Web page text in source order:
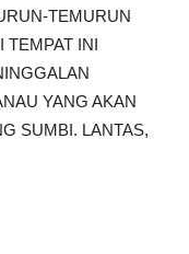
TEMURUN
TEMPAT INI
YANG AKAN
SUMBI. LANTAS,